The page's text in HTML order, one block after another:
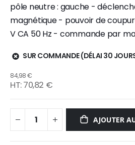
pôle neutre : gauche -
magnétique - pouvoir de
V CA 50 Hz - commande par
SUR COMMANDE (DÉLAI 30
84,98 €
70,82 €
AJOUTER